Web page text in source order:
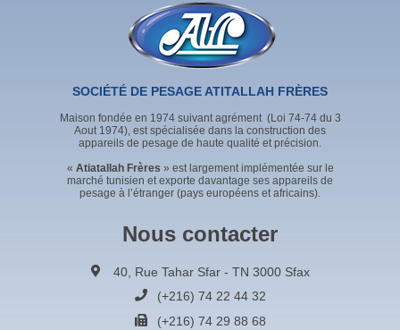
SOCIÉTÉ DE PESAGE ATITALLAH FRÈRES
Maison fondée en 1974 suivant agrément (Loi 74-74 du 3
Aout 1974), est spécialisée dans la construction des
appareils de pesage de haute qualité et précision.
« Atiatallah Frères » est largement implémentée sur le
marché tunisien et exporte davantage ses appareils de
pesage à l’étranger (pays européens et africains).
Nous contacter
40, Rue Tahar Sfar - TN 3000 Sfax
(+216) 74 22 44 32
(+216) 74 29 88 68